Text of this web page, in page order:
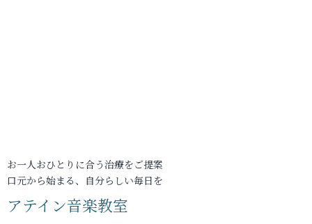
お一人おひとりに合う治療をご提案
口元から始まる、自分らしい毎日を
アテイン音楽教室